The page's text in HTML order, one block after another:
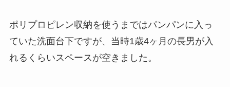
ポリプロピレン収納を使うまではパンパンに入っ
ていた洗面台下ですが、当時1歳4ヶ月の長男が入
れるくらいスペースが空きました。